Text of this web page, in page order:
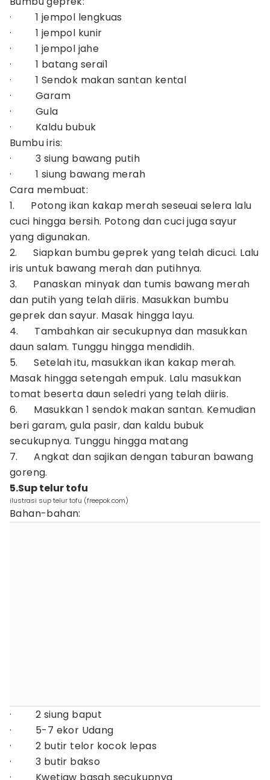
· 1 jempol lengkuas
· 1 jempol kunir
· 1 jempol jahe
· 1 batang serai1
· 1 Sendok makan santan kental
· Garam
· Gula
· Kaldu bubuk
Bumbu iris:
· 3 siung bawang putih
· 1 siung bawang merah
Cara membuat:
1. Potong ikan kakap merah seseuai selera lalu
cuci hingga bersih. Potong dan cuci juga sayur
yang digunakan.
2. Siapkan bumbu geprek yang telah dicuci. Lalu
iris untuk bawang merah dan putihnya.
3. Panaskan minyak dan tumis bawang merah
dan putih yang telah diiris. Masukkan bumbu
geprek dan sayur. Masak hingga layu.
4. Tambahkan air secukupnya dan masukkan
daun salam. Tunggu hingga mendidih.
5. Setelah itu, masukkan ikan kakap merah.
Masak hingga setengah empuk. Lalu masukkan
tomat beserta daun seledri yang telah diiris.
6. Masukkan 1 sendok makan santan. Kemudian
beri garam, gula pasir, dan kaldu bubuk
secukupnya. Tunggu hingga matang
7. Angkat dan sajikan dengan taburan bawang
goreng.
5.Sup telur tofu
ilustrasi sup telur tofu (freepok.com)
Bahan-bahan:
· 2 siung baput
· 5-7 ekor Udang
· 2 butir telor kocok lepas
· 3 butir bakso